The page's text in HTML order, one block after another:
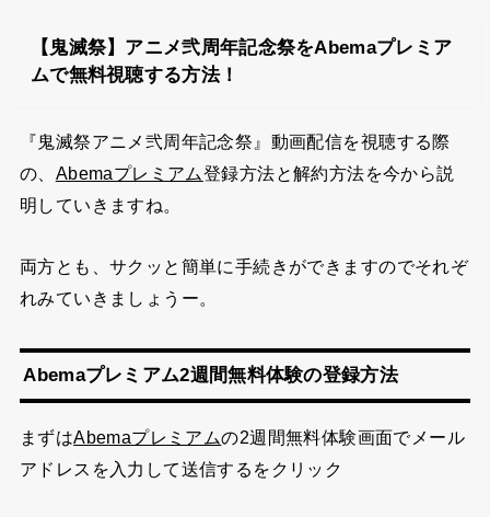
【鬼滅祭】アニメ弐周年記念祭をAbemaプレミア
ムで無料視聴する方法！
『鬼滅祭アニメ弐周年記念祭』動画配信を視聴する際
の、 Abemaプレミアム登録方法と解約方法を今から説
明していきますね。
両方とも、サクッと簡単に手続きができますのでそれぞ
れみていきましょうー。
Abemaプレミアム2週間無料体験の登録方法
まずはAbemaプレミアムの2週間無料体験画面でメール
アドレスを入力して送信するをクリック